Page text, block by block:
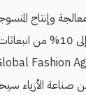
المياه العالمي،
صناعة الأزياء